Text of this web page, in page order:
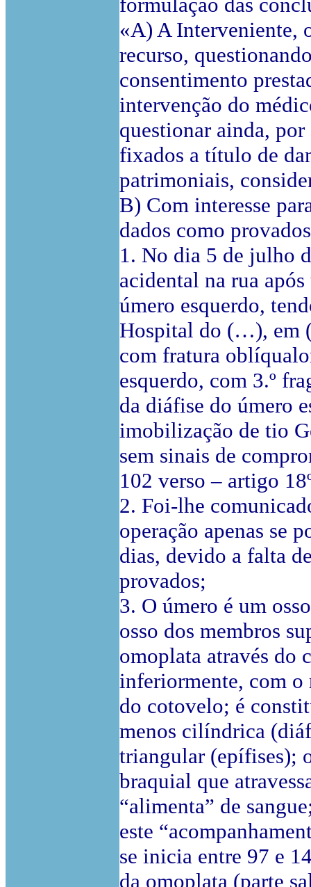
«A) A Interveniente,
recurso,
consentimento
intervenção do
questionar ainda,
fixados a título de
patrimoniais,
B) Com interesse
dados como
1. No dia 5 de julho
acidental na rua
úmero esquerdo,
Hospital do (…), em
com fratura
esquerdo, com 3.º
da diáfise do úmero
imobilização de tio
sem sinais de
102 verso – artigo
2. Foi-lhe
operação apenas se
dias, devido a falta
provados;
3. O úmero é um
osso dos membros
omoplata através do
inferiormente, com o
do cotovelo; é
menos cilíndrica
triangular (epífises);
braquial que
“alimenta” de
este
se inicia entre 97 e
da omoplata (parte